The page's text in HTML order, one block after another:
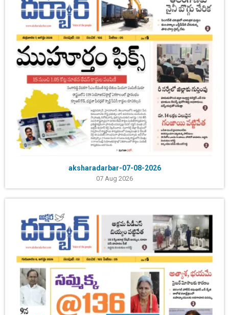
aksharadarbar-07-08-2026
07 Aug 2026